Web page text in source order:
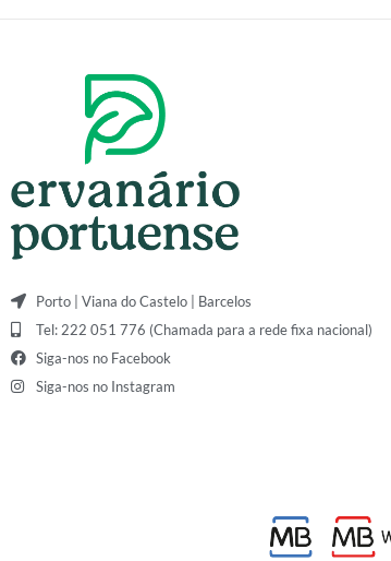
Porto | Viana do Castelo | Barcelos
Tel: 222 051 776 (Chamada para a rede fixa nacional)
Siga-nos no Facebook
Siga-nos no Instagram